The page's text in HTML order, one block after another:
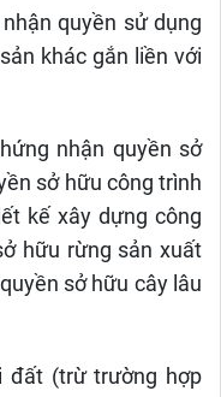
quyền sử dụng
khác gắn liền với
nhận quyền sở
sở hữu công trình
kế xây dựng công
hữu rừng sản xuất
sở hữu cây lâu
đất (trừ trường hợp